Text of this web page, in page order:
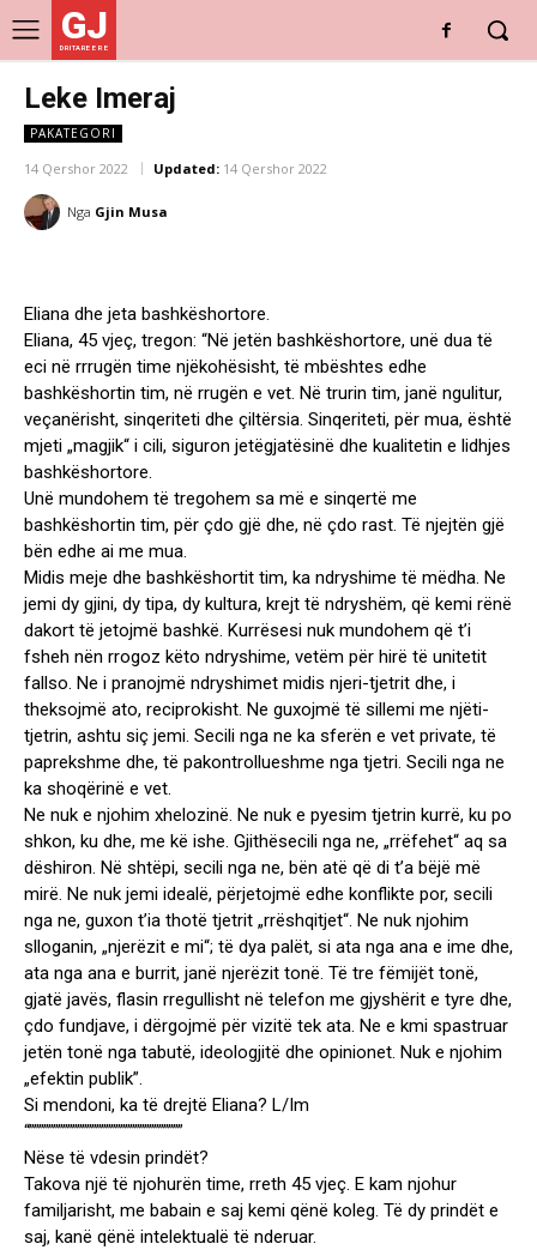
GJ
DRITARE E RE
Leke Imeraj
PAKATEGORI
14 Qershor 2022 Updated: 14 Qershor 2022
Nga Gjin Musa
Eliana dhe jeta bashkëshortore.
Eliana, 45 vjeç, tregon: “Në jetën bashkëshortore, unë dua të
eci në rrrugën time njëkohësisht, të mbështes edhe
bashkëshortin tim, në rrugën e vet. Në trurin tim, janë ngulitur,
veçanërisht, sinqeriteti dhe çiltërsia. Sinqeriteti, për mua, është
mjeti „magjik“ i cili, siguron jetëgjatësinë dhe kualitetin e lidhjes
bashkëshortore.
Unë mundohem të tregohem sa më e sinqertë me
bashkëshortin tim, për çdo gjë dhe, në çdo rast. Të njejtën gjë
bën edhe ai me mua.
Midis meje dhe bashkëshortit tim, ka ndryshime të mëdha. Ne
jemi dy gjini, dy tipa, dy kultura, krejt të ndryshëm, që kemi rënë
dakort të jetojmë bashkë. Kurrësesi nuk mundohem që t’i
fsheh nën rrogoz këto ndryshime, vetëm për hirë të unitetit
fallso. Ne i pranojmë ndryshimet midis njeri-tjetrit dhe, i
theksojmë ato, reciprokisht. Ne guxojmë të sillemi me njëti-
tjetrin, ashtu siç jemi. Secili nga ne ka sferën e vet private, të
paprekshme dhe, të pakontrollueshme nga tjetri. Secili nga ne
ka shoqërinë e vet.
Ne nuk e njohim xhelozinë. Ne nuk e pyesim tjetrin kurrë, ku po
shkon, ku dhe, me kë ishe. Gjithësecili nga ne, „rrëfehet“ aq sa
dëshiron. Në shtëpi, secili nga ne, bën atë që di t’a bëjë më
mirë. Ne nuk jemi idealë, përjetojmë edhe konflikte por, secili
nga ne, guxon t’ia thotë tjetrit „rrëshqitjet“. Ne nuk njohim
slloganin, „njerëzit e mi“; të dya palët, si ata nga ana e ime dhe,
ata nga ana e burrit, janë njerëzit tonë. Të tre fëmijët tonë,
gjatë javës, flasin rregullisht në telefon me gjyshërit e tyre dhe,
çdo fundjave, i dërgojmë për vizitë tek ata. Ne e kmi spastruar
jetën tonë nga tabutë, ideologjitë dhe opinionet. Nuk e njohim
„efektin publik”.
Si mendoni, ka të drejtë Eliana? L/Im
“””””””””””””””””””””””””””””””””
Nëse të vdesin prindët?
Takova një të njohurën time, rreth 45 vjeç. E kam njohur
familjarisht, me babain e saj kemi qënë koleg. Të dy prindët e
saj, kanë qënë intelektualë të nderuar.